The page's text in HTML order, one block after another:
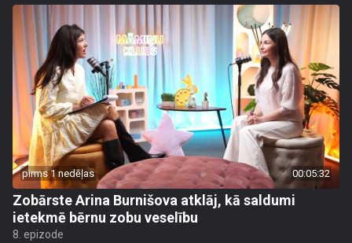
pirms 1 nedēļas 00:05:32
Zobārste Arina Burnišova atklāj, kā saldumi
ietekmē bērnu zobu veselību
8. epizode